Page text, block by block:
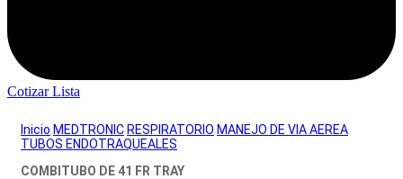
Cotizar Lista
Inicio MEDTRONIC RESPIRATORIO MANEJO DE VIA AEREA
TUBOS ENDOTRAQUEALES
COMBITUBO DE 41 FR TRAY